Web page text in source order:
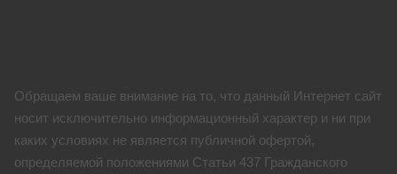
Обращаем ваше внимание на то, что данный Интернет сайт
носит исключительно информационный характер и ни при
каких условиях не является публичной офертой,
определяемой положениями Статьи 437 Гражданского